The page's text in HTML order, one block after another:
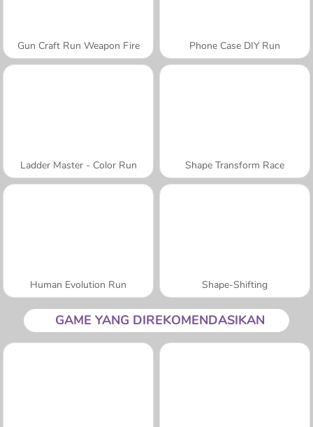
Gun Craft Run Weapon Fire Phone Case DIY Run
Ladder Master - Color Run Shape Transform Race
Human Evolution Run Shape-Shifting
GAME YANG DIREKOMENDASIKAN